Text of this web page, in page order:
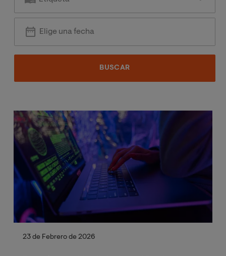
23 de Febrero de 2026